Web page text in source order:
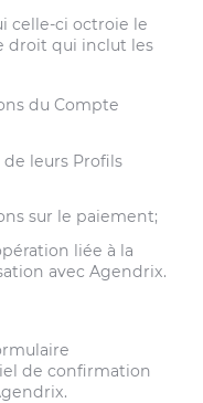
celle-ci octroie le
droit qui inclut les
du Compte
de leurs Profils
sur le paiement;
liée à la
avec Agendrix.
de confirmation